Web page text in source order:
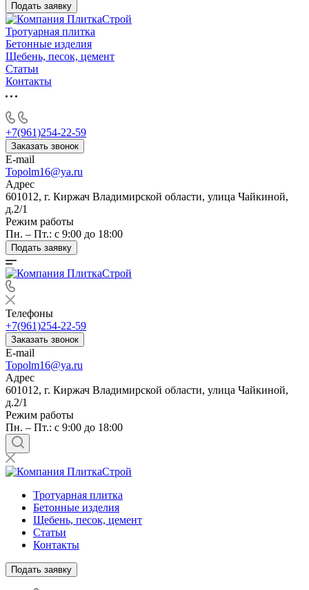
Подать заявку
Тротуарная плитка
Бетонные изделия
Щебень, песок, цемент
Статьи
Контакты
+7(961)254-22-59
Заказать звонок
E-mail
Topolm16@ya.ru
Адрес
601012, г. Киржач Владимирской области, улица Чайкиной,
д.2/1
Режим работы
Пн. – Пт.: с 9:00 до 18:00
Подать заявку
Телефоны
+7(961)254-22-59
Заказать звонок
E-mail
Topolm16@ya.ru
Адрес
601012, г. Киржач Владимирской области, улица Чайкиной,
д.2/1
Режим работы
Пн. – Пт.: с 9:00 до 18:00
Тротуарная плитка
Бетонные изделия
Щебень, песок, цемент
Статьи
Контакты
Подать заявку